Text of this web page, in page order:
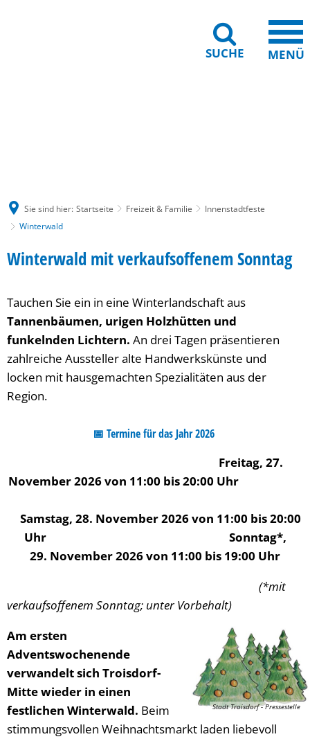
SUCHE MENÜ
Sie sind hier: Startseite Freizeit & Familie
Innenstadtfeste
Winterwald
Winterwald
Winterwald mit verkaufsoffenem Sonntag
Tauchen Sie ein in eine Winterlandschaft aus
Tannenbäumen, urigen Holzhütten und
funkelnden Lichtern. An drei Tagen präsentieren
zahlreiche Aussteller alte Handwerkskünste und
locken mit hausgemachten Spezialitäten aus der
Region.
📅 Termine für das Jahr 2026
Freitag, 27.
November 2026 von 11:00 bis 20:00 Uhr
Samstag, 28. November 2026 von 11:00 bis 20:00
Uhr Sonntag*,
29. November 2026 von 11:00 bis 19:00 Uhr
(*mit
verkaufsoffenem Sonntag; unter Vorbehalt)
Stadt Troisdorf - Pressestelle
Am ersten
Adventswochenende
verwandelt sich Troisdorf-
Mitte wieder in einen
festlichen Winterwald. Beim
stimmungsvollen Weihnachtsmarkt laden liebevoll